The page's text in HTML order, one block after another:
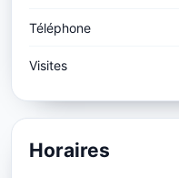
Téléphone
Visites
Horaires